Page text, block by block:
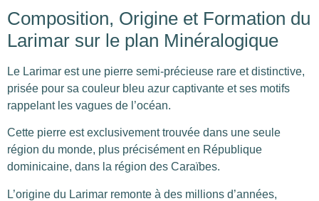
Composition, Origine et Formation du
Larimar sur le plan Minéralogique
Le Larimar est une pierre semi-précieuse rare et distinctive,
prisée pour sa couleur bleu azur captivante et ses motifs
rappelant les vagues de l’océan.
Cette pierre est exclusivement trouvée dans une seule
région du monde, plus précisément en République
dominicaine, dans la région des Caraïbes.
L’origine du Larimar remonte à des millions d’années,